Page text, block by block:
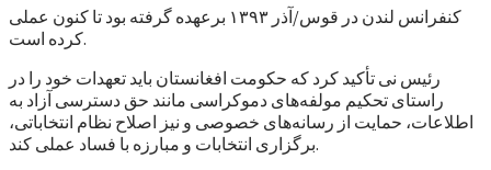
کنفرانس لندن در قوس/آذر ۱۳۹۳ برعهده گرفته بود تا کنون عملی
کرده است.
رئیس نی تأکید کرد که حکومت افغانستان باید تعهدات خود را در
راستای تحکیم مولفه‌های دموکراسی مانند حق دسترسی آزاد به
اطلاعات، حمایت از رسانه‌های خصوصی و نیز اصلاح نظام انتخاباتی،
برگزاری انتخابات و مبارزه با فساد عملی کند.